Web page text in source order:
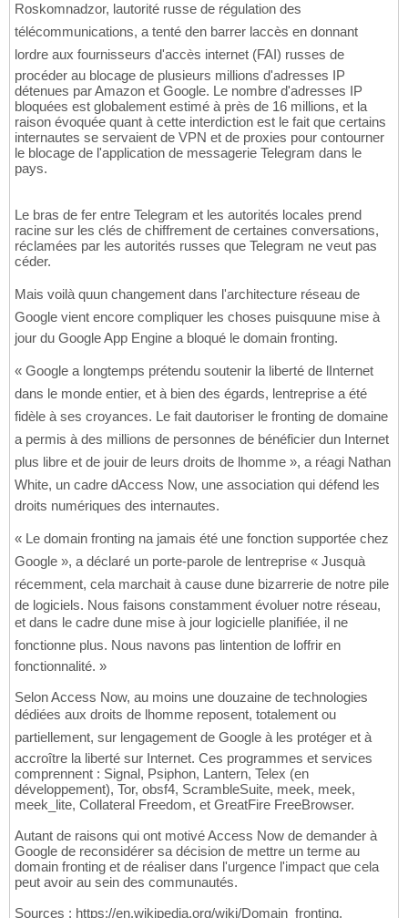
Roskomnadzor, lautorité russe de régulation des
télécommunications, a tenté den barrer laccès en donnant
lordre aux fournisseurs d'accès internet (FAI) russes de
procéder au blocage de plusieurs millions d'adresses IP
détenues par Amazon et Google. Le nombre d'adresses IP
bloquées est globalement estimé à près de 16 millions, et la
raison évoquée quant à cette interdiction est le fait que certains
internautes se servaient de VPN et de proxies pour contourner
le blocage de l'application de messagerie Telegram dans le
pays.
Le bras de fer entre Telegram et les autorités locales prend
racine sur les clés de chiffrement de certaines conversations,
réclamées par les autorités russes que Telegram ne veut pas
céder.
Mais voilà quun changement dans l'architecture réseau de
Google vient encore compliquer les choses puisquune mise à
jour du Google App Engine a bloqué le domain fronting.
« Google a longtemps prétendu soutenir la liberté de lInternet
dans le monde entier, et à bien des égards, lentreprise a été
fidèle à ses croyances. Le fait dautoriser le fronting de domaine
a permis à des millions de personnes de bénéficier dun Internet
plus libre et de jouir de leurs droits de lhomme », a réagi Nathan
White, un cadre dAccess Now, une association qui défend les
droits numériques des internautes.
« Le domain fronting na jamais été une fonction supportée chez
Google », a déclaré un porte-parole de lentreprise « Jusquà
récemment, cela marchait à cause dune bizarrerie de notre pile
de logiciels. Nous faisons constamment évoluer notre réseau,
et dans le cadre dune mise à jour logicielle planifiée, il ne
fonctionne plus. Nous navons pas lintention de loffrir en
fonctionnalité. »
Selon Access Now, au moins une douzaine de technologies
dédiées aux droits de lhomme reposent, totalement ou
partiellement, sur lengagement de Google à les protéger et à
accroître la liberté sur Internet. Ces programmes et services
comprennent : Signal, Psiphon, Lantern, Telex (en
développement), Tor, obsf4, ScrambleSuite, meek, meek,
meek_lite, Collateral Freedom, et GreatFire FreeBrowser.
Autant de raisons qui ont motivé Access Now de demander à
Google de reconsidérer sa décision de mettre un terme au
domain fronting et de réaliser dans l'urgence l'impact que cela
peut avoir au sein des communautés.
Sources : https://en.wikipedia.org/wiki/Domain_fronting,